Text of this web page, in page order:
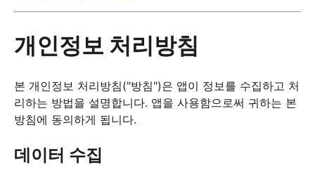
개인정보 처리방침
본 개인정보 처리방침("방침")은 앱이 정보를 수집하고 처
리하는 방법을 설명합니다. 앱을 사용함으로써 귀하는 본
방침에 동의하게 됩니다.
데이터 수집